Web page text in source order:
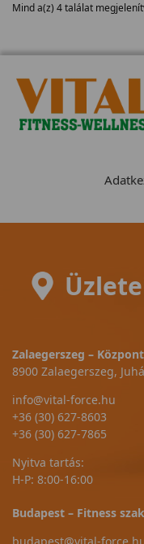
Mind a(z) 4 találat
Zalaegerszeg –
8900 Zalaegerszeg,
info@vital-force.hu
+36 (30) 627-8603
+36 (30) 627-7865
Nyitva tartás:
H-P: 8:00-16:00
Budapest – Fitness